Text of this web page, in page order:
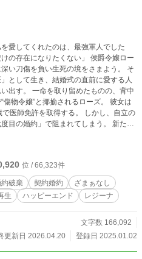
で失った家族の痛みを、今の家族との
進める」 異世界での第二
。 ……しかし、ダンカン
愛してくれたのは、最強軍人でした
在になりたくない」 侯爵令嬢ロー
い刀傷を負い生死の境をさまよう。 そ
として生き、結婚式の直前に愛する人
出す。 一命を取り留めたものの、背中
傷物令嬢”と揶揄されるローズ。 彼女は
許を取得する。 しかし、自立の
目の婚約」で阻まれてしまう。 新たな
ねる将軍・フェルディナン。 叶わぬ
理的な契約関係から始まった同居生
識を持つ軍医として命に向き合う彼女の
深い痛みを、不器用で誠実な将軍は静
の止ま
け出していき――。 「今世こそ、幸せ
が、七度目の婚約の先に辿り着く未来と
位 / 66,323件
破棄 契約婚約
ざまぁなし
生 ハッピーエンド レジーナ
文字数 166,092
更新日 2026.04.20
登録日 2025.01.02